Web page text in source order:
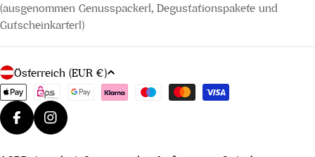
(ausgenommen Genusspackerl, Degustationspakete und
Gutscheinkarterl)
L
a
n
d
Österreich (EUR €)
Zahlungsmethoden
FacebookInstagram